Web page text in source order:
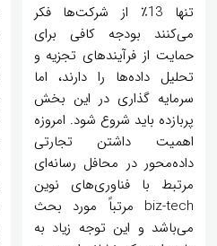
تنها 13٪ از شرکت‌ها فکر
می‌کنند بودجه کافی برای
حمایت از فرآیندهای تجزیه و
تحلیل داده‌ها را دارند، اما
سرمایه گذاری در این بخش
پربازده باید شروع شود. امروزه
اهمیت داشتن تجارتی
داده‌محور در محافل رسانه‌ای
مرتبط با فناوری‌های نوین
biz-tech مرتباً مورد بحث
می‌باشد و این توجه زیاد به